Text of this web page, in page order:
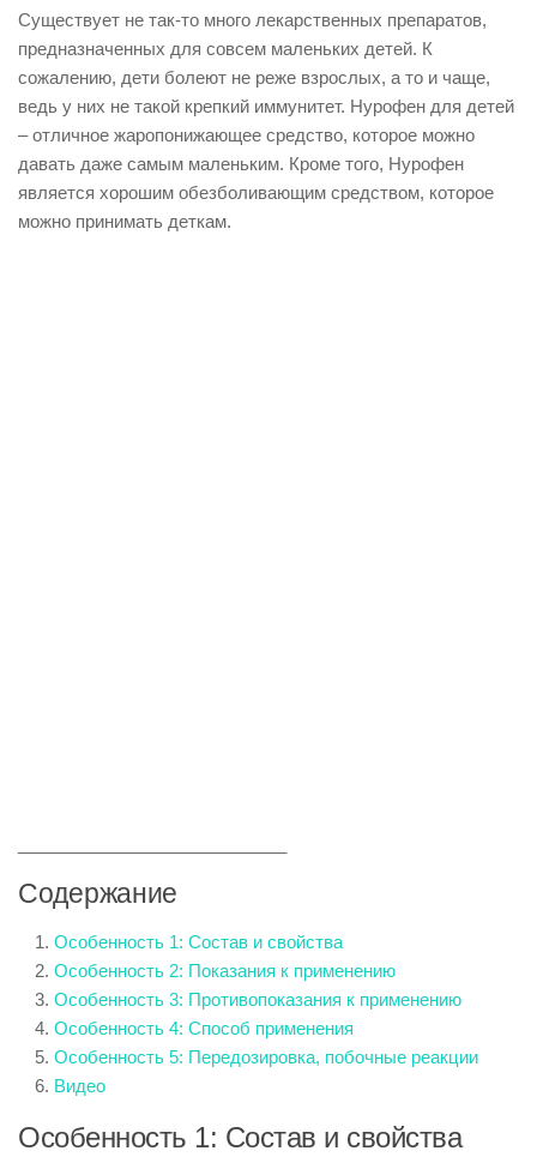
Существует не так-то много лекарственных препаратов,
предназначенных для совсем маленьких детей. К
сожалению, дети болеют не реже взрослых, а то и чаще,
ведь у них не такой крепкий иммунитет. Нурофен для детей
– отличное жаропонижающее средство, которое можно
давать даже самым маленьким. Кроме того, Нурофен
является хорошим обезболивающим средством, которое
можно принимать деткам.
Содержание
Особенность 1: Состав и свойства
Особенность 2: Показания к применению
Особенность 3: Противопоказания к применению
Особенность 4: Способ применения
Особенность 5: Передозировка, побочные реакции
Видео
Особенность 1: Состав и свойства